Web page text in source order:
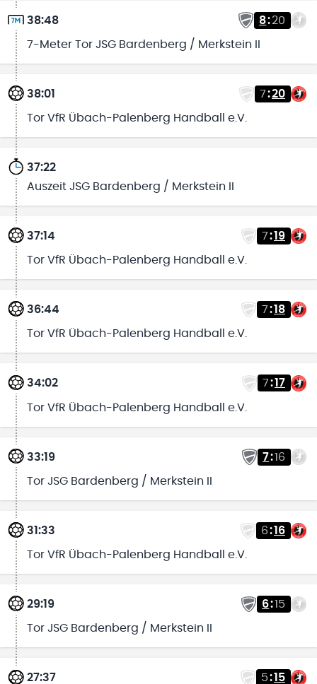
38:48 8:20
7-Meter Tor JSG Bardenberg / Merkstein II
38:01 7:20
Tor VfR Übach-Palenberg Handball e.V.
37:22
Auszeit JSG Bardenberg / Merkstein II
37:14 7:19
Tor VfR Übach-Palenberg Handball e.V.
36:44 7:18
Tor VfR Übach-Palenberg Handball e.V.
34:02 7:17
Tor VfR Übach-Palenberg Handball e.V.
33:19 7:16
Tor JSG Bardenberg / Merkstein II
31:33 6:16
Tor VfR Übach-Palenberg Handball e.V.
29:19 6:15
Tor JSG Bardenberg / Merkstein II
27:37 5:15